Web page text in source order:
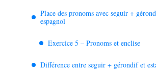
Place des pronoms avec seguir +
espagnol
Exercice 5 – Pronoms et enclise
Différence entre seguir + gérondif et